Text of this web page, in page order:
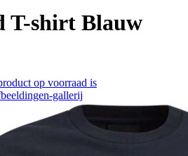
T-shirt Blauw
op voorraad is
gallerij